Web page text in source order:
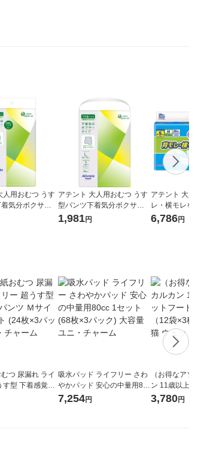
人用おむつ うす
気分ボクサー
パンツ トライ
アテント 大人用おむつ うす
型パンツ下着気分ボクサー
タイプうす型パンツ 2回 Lサ
1,981円
アテント 大人
レ・横モレを
大容量 5回 M
6,786円
つ 尿漏れ ライ
す型 下着感覚パ
1セット (24枚
吸水パッド ライフリー さわ
やかパッド 安心の中量用80c
c 1セット(68枚×3パック) 大
7,254円
（お得なアソ
ン 11歳以上
パウチ 36袋
3,780円